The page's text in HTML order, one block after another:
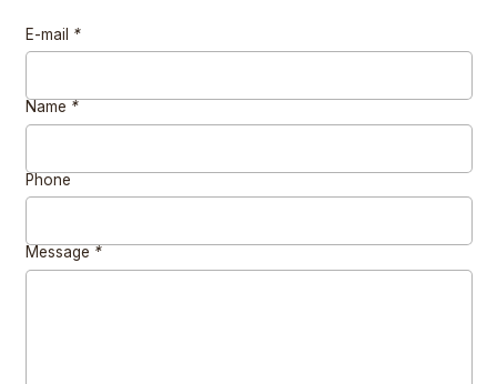
E-mail *
Name *
Phone
Message *